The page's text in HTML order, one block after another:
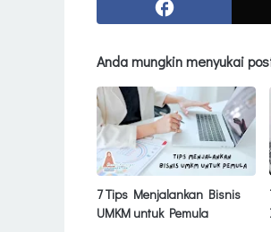
Anda mungkin menyukai
7 Tips Menjalankan Bisnis
UMKM untuk Pemula